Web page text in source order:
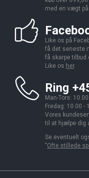
med en vægt
Like os på
få det seneste
få skarpe tilbud
Like os her.
Ring
Man-Tors:
Fredag: 10.00 -
Vores
til at hjælpe dig
Se eventuelt
"Ofte stillede